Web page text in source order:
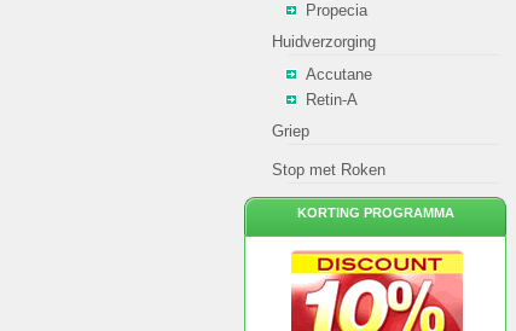
Propecia
Huidverzorging
Accutane
Retin-A
Griep
Stop met Roken
KORTING PROGRAMMA